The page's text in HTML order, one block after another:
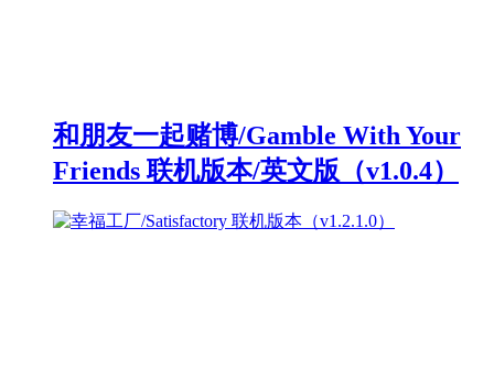
和朋友一起赌博/Gamble With Your
Friends 联机版本/英文版（v1.0.4）